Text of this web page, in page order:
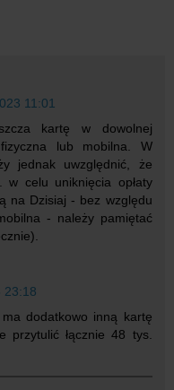
11:01
kartę w dowolnej
lub mobilna. W
jednak uwzględnić, że
celu uniknięcia opłaty
na Dzisiaj - bez względu
- należy pamiętać
23:18
dodatkowo inną kartę
przytulić łącznie 48 tys.